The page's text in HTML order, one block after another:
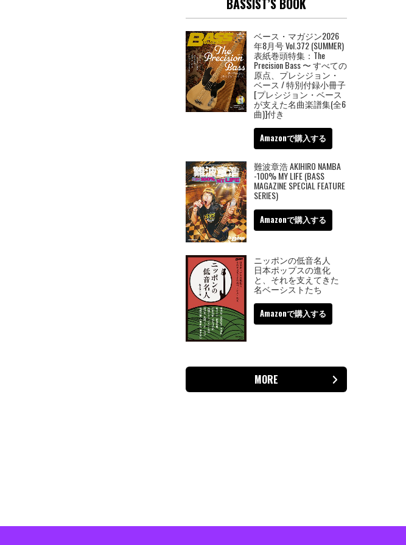
ベース・マガジン2026
年8月号 Vol.372 (SUMMER)
表紙巻頭特集：The
Precision Bass 〜 すべての
原点、プレシジョン・
ベース / 特別付録小冊子
[プレシジョン・ベース
が支えた名曲楽譜集(全6
曲)]付き
Amazonで購入する
難波章浩 AKIHIRO NAMBA
-100% MY LIFE (BASS
MAGAZINE SPECIAL FEATURE
SERIES)
Amazonで購入する
ニッポンの低音名人
日本ポップスの進化
と、それを支えてきた
名ベーシストたち
Amazonで購入する
MORE